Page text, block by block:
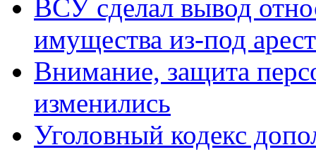
ВСУ сделал вывод
имущества из-под
Внимание, защита
изменились
Уголовный кодекс